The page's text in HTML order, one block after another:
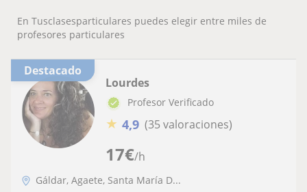
En Tusclasesparticulares puedes elegir entre miles de
profesores particulares
Destacado
17€/h
Lourdes
Profesor Verificado
★ 4,9 (35 valoraciones)
Gáldar, Agaete, Santa María D...